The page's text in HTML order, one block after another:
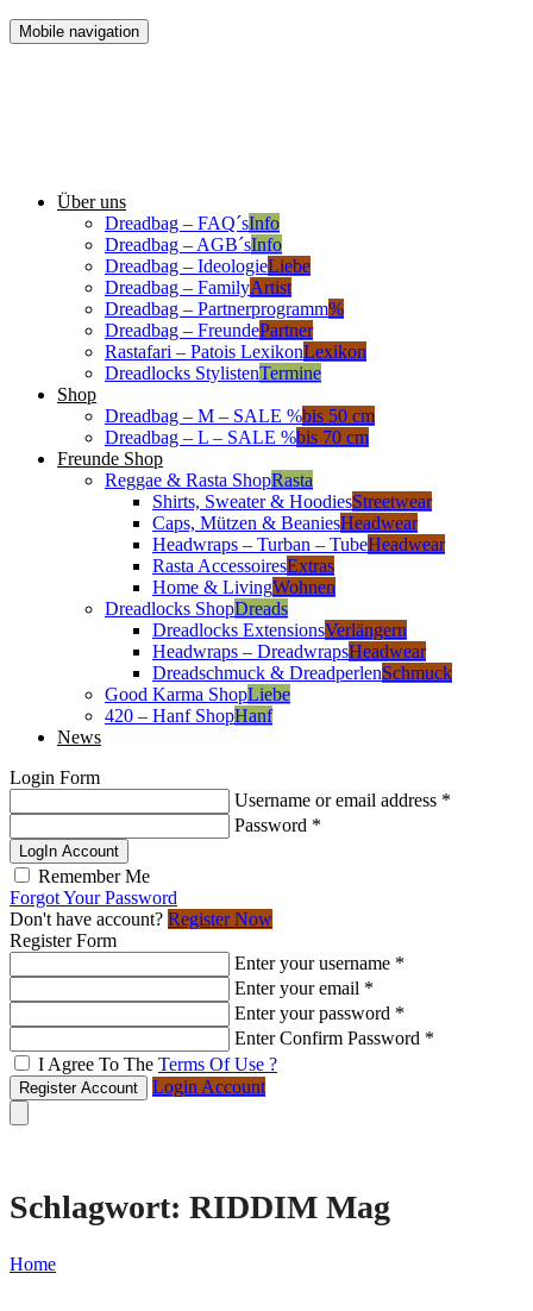
Mobile navigation
Über uns
Dreadbag – FAQ´sInfo
Dreadbag – AGB´sInfo
Dreadbag – IdeologieLiebe
Dreadbag – FamilyArtist
Dreadbag – Partnerprogramm%
Dreadbag – FreundePartner
Rastafari – Patois LexikonLexikon
Dreadlocks StylistenTermine
Shop
Dreadbag – M – SALE %bis 50 cm
Dreadbag – L – SALE %bis 70 cm
Freunde Shop
Reggae & Rasta ShopRasta
Shirts, Sweater & HoodiesStreetwear
Caps, Mützen & BeaniesHeadwear
Headwraps – Turban – TubeHeadwear
Rasta AccessoiresExtras
Home & LivingWohnen
Dreadlocks ShopDreads
Dreadlocks ExtensionsVerlängern
Headwraps – DreadwrapsHeadwear
Dreadschmuck & DreadperlenSchmuck
Good Karma ShopLiebe
420 – Hanf ShopHanf
News
Login Form
Username or email address *
Password *
LogIn Account
Remember Me
Forgot Your Password
Don't have account? Register Now
Register Form
Enter your username *
Enter your email *
Enter your password *
Enter Confirm Password *
I Agree To The Terms Of Use ?
Register Account Login Account
Schlagwort: RIDDIM Mag
Home